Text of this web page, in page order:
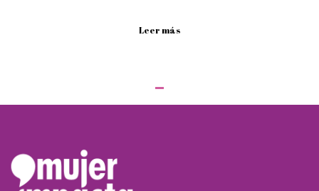
Leer más